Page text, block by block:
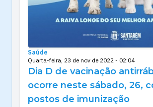
Saúde
Quarta-feira, 23 de nov de 2022 - 02:04
Dia D de vacinação
ocorre neste sábado, 26,
postos de imunização